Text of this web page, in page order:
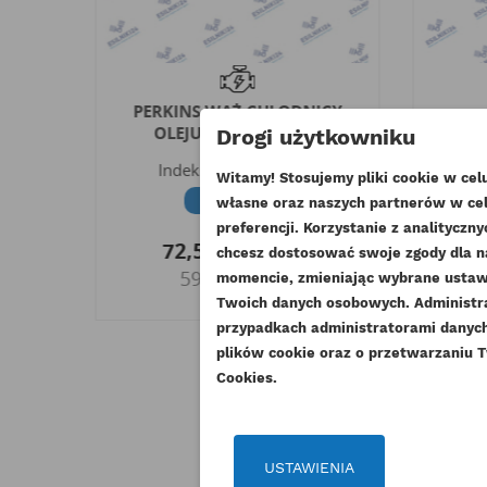
PERKINS WĄŻ CHŁODNICY
OLEJU AA AR ESTABO
Indeks
3482V032AM
Dostępny
72,57 złBrutto
59,00 złNetto
Drogi użytkowniku
Witamy! Stosujemy pliki cookie w
własne oraz naszych partnerów w
preferencji. Korzystanie z
chcesz dostosować swoje zgody dla
momencie, zmieniając wybrane
Twoich danych osobowych.
przypadkach administratorami
plików cookie oraz o przetwarzaniu
Cookies.
USTAWIENIA